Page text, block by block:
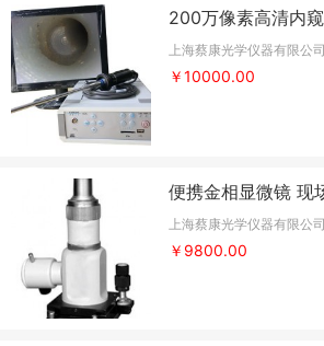
200万像素高清内
上海蔡康光学仪器有限公司
￥10000.00
便携金相显微镜 现
上海蔡康光学仪器有限公司
￥9800.00